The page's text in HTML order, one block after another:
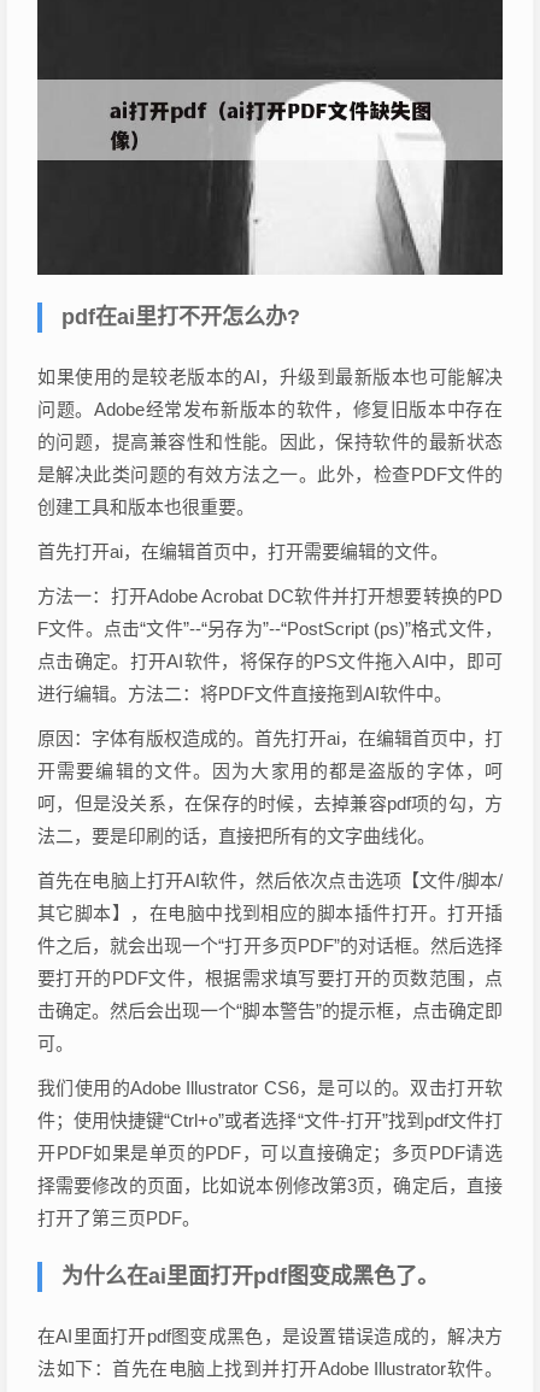
pdf在ai里打不开怎么办?
如果使用的是较老版本的AI，升级到最新版本也可能解决
问题。Adobe经常发布新版本的软件，修复旧版本中存在
的问题，提高兼容性和性能。因此，保持软件的最新状态
是解决此类问题的有效方法之一。此外，检查PDF文件的
创建工具和版本也很重要。
首先打开ai，在编辑首页中，打开需要编辑的文件。
方法一：打开Adobe Acrobat DC软件并打开想要转换的PD
F文件。点击“文件”--“另存为”--“PostScript (ps)”格式文件，
点击确定。打开AI软件，将保存的PS文件拖入AI中，即可
进行编辑。方法二：将PDF文件直接拖到AI软件中。
原因：字体有版权造成的。首先打开ai，在编辑首页中，打
开需要编辑的文件。因为大家用的都是盗版的字体，呵
呵，但是没关系，在保存的时候，去掉兼容pdf项的勾，方
法二，要是印刷的话，直接把所有的文字曲线化。
首先在电脑上打开AI软件，然后依次点击选项【文件/脚本/
其它脚本】，在电脑中找到相应的脚本插件打开。打开插
件之后，就会出现一个“打开多页PDF”的对话框。然后选择
要打开的PDF文件，根据需求填写要打开的页数范围，点
击确定。然后会出现一个“脚本警告”的提示框，点击确定即
可。
我们使用的Adobe Illustrator CS6，是可以的。双击打开软
件；使用快捷键“Ctrl+o”或者选择“文件-打开”找到pdf文件打
开PDF如果是单页的PDF，可以直接确定；多页PDF请选
择需要修改的页面，比如说本例修改第3页，确定后，直接
打开了第三页PDF。
为什么在ai里面打开pdf图变成黑色了。
在AI里面打开pdf图变成黑色，是设置错误造成的，解决方
法如下：首先在电脑上找到并打开Adobe Illustrator软件。